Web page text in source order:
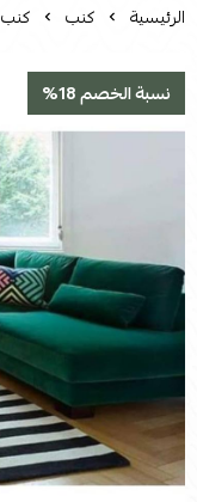
الرئيسية كنب كنب
نسبة الخصم 18%